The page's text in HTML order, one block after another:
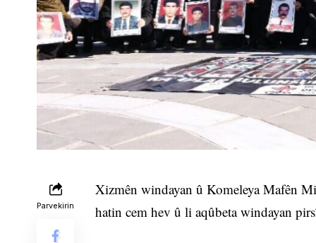
Parvekirin
Xizmên windayan û Komeleya Mafên
hatin cem hev û li aqûbeta windayan